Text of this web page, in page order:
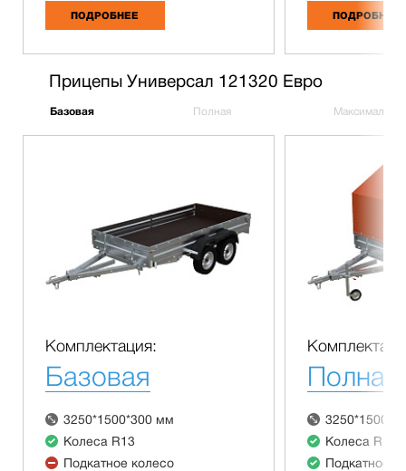
ПОДРОБНЕЕ ПОДРОБНЕЕ
Прицепы Универсал 121320 Евро
Базовая Полная Максимальная
Комплектация:
Базовая
3250*1500*300 мм
Колеса R13
Подкатное колесо
Полная
Колеса R13
Подкатное